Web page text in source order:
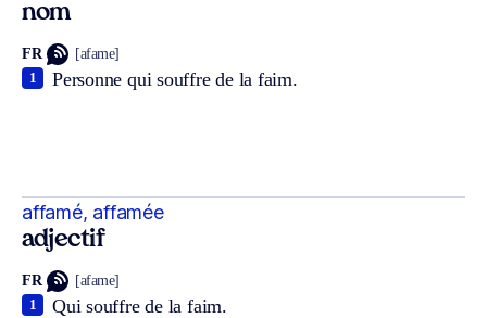
nom
FR [afame]
Personne qui souffre de la faim.
1
affamé, affamée
adjectif
FR [afame]
Qui souffre de la faim.
1